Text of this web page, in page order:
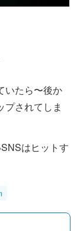
いたら〜後か
プされてしま
はヒットす